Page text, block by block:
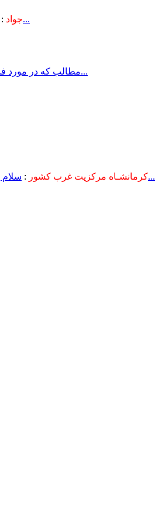
جواد : چطورمشکل سرمای کف آپارتمانم که روی پیلوت هست حل کنم...
دوستان عزیزم \nسلام \nمطالب که در مورد فشار خون نوشته اید بسیار م...
کرمانشـاه مرکزیت غرب کشور : سلام بهترین شهر برای زندگی و تفریح(کرمانشاه5000 اثر دیدنی دارد:طا...